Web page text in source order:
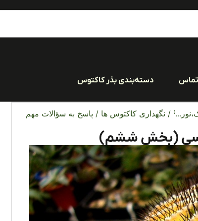
تماس دسته‌بندی بذر کاکتوس
/ نگهداری کاکتوس ها / پاسخ به سؤالات مهم
(بخش ششم)